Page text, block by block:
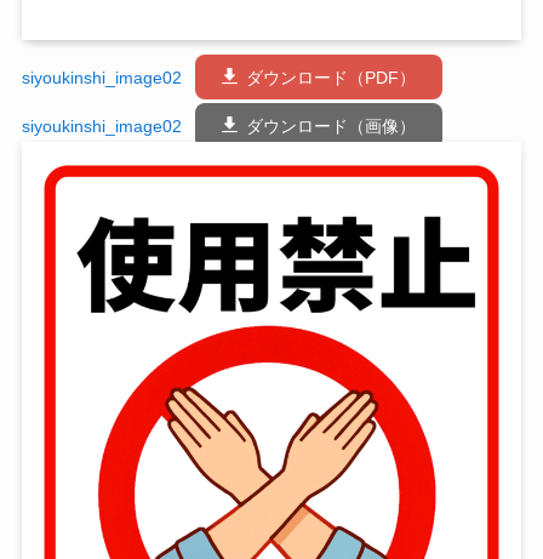
siyoukinshi_image02 ダウンロード（PDF）
siyoukinshi_image02 ダウンロード（画像）